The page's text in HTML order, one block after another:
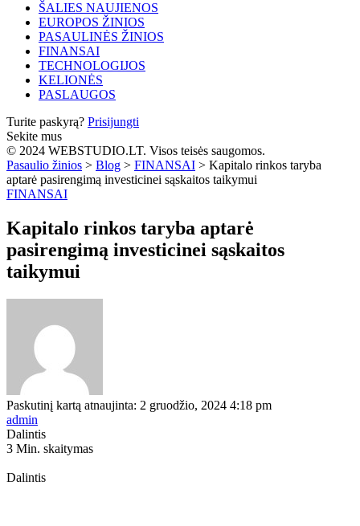
ŠALIES NAUJIENOS
EUROPOS ŽINIOS
PASAULINĖS ŽINIOS
FINANSAI
TECHNOLOGIJOS
KELIONĖS
PASLAUGOS
Turite paskyrą? Prisijungti
Sekite mus
© 2024 WEBSTUDIO.LT. Visos teisės saugomos.
Pasaulio žinios > Blog > FINANSAI > Kapitalo rinkos taryba
aptarė pasirengimą investicinei sąskaitos taikymui
FINANSAI
Kapitalo rinkos taryba aptarė
pasirengimą investicinei sąskaitos
taikymui
Paskutinį kartą atnaujinta: 2 gruodžio, 2024 4:18 pm
admin
Dalintis
3 Min. skaitymas
Dalintis